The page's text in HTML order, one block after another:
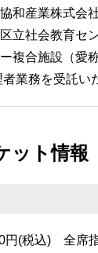
和産業株式会
立社会教育セ
複合施設（愛
業務を受託い
ット情報
円(税込) 全席